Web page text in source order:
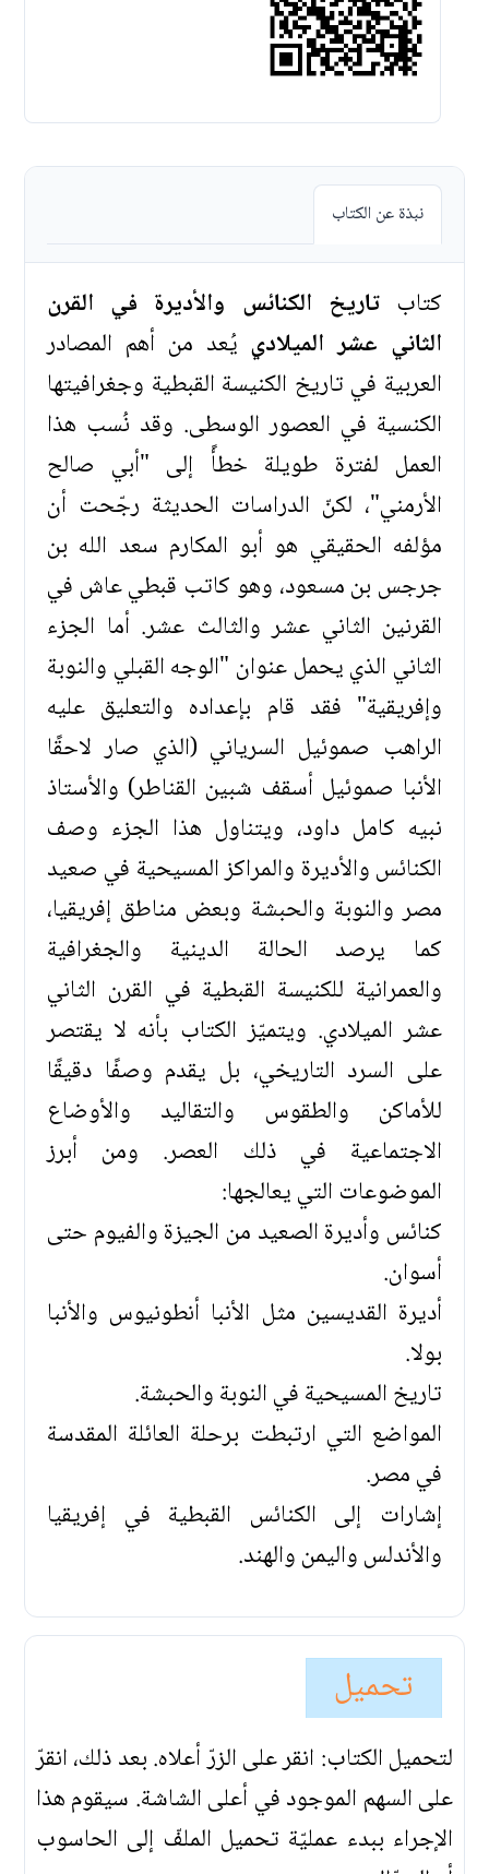
نبذة عن الكتاب
كتاب تاريخ الكنائس والأديرة في القرن
الثاني عشر الميلادي يُعد من أهم المصادر
العربية في تاريخ الكنيسة القبطية وجغرافيتها
الكنسية في العصور الوسطى. وقد نُسب هذا
العمل لفترة طويلة خطأً إلى "أبي صالح
الأرمني"، لكنّ الدراسات الحديثة رجّحت أن
مؤلفه الحقيقي هو أبو المكارم سعد الله بن
جرجس بن مسعود، وهو كاتب قبطي عاش في
القرنين الثاني عشر والثالث عشر. أما الجزء
الثاني الذي يحمل عنوان "الوجه القبلي والنوبة
وإفريقية" فقد قام بإعداده والتعليق عليه
الراهب صموئيل السرياني (الذي صار لاحقًا
الأنبا صموئيل أسقف شبين القناطر) والأستاذ
نبيه كامل داود، ويتناول هذا الجزء وصف
الكنائس والأديرة والمراكز المسيحية في صعيد
مصر والنوبة والحبشة وبعض مناطق إفريقيا،
كما يرصد الحالة الدينية والجغرافية
والعمرانية للكنيسة القبطية في القرن الثاني
عشر الميلادي. ويتميّز الكتاب بأنه لا يقتصر
على السرد التاريخي، بل يقدم وصفًا دقيقًا
للأماكن والطقوس والتقاليد والأوضاع
الاجتماعية في ذلك العصر. ومن أبرز
الموضوعات التي يعالجها:
كنائس وأديرة الصعيد من الجيزة والفيوم حتى
أسوان.
أديرة القديسين مثل الأنبا أنطونيوس والأنبا
بولا.
تاريخ المسيحية في النوبة والحبشة.
المواضع التي ارتبطت برحلة العائلة المقدسة
في مصر.
إشارات إلى الكنائس القبطية في إفريقيا
والأندلس واليمن والهند.
تحميل
لتحميل الكتاب: انقر على الزرّ أعلاه. بعد ذلك، انقرّ
على السهم الموجود في أعلى الشاشة. سيقوم هذا
الإجراء ببدء عمليّة تحميل الملفّ إلى الحاسوب